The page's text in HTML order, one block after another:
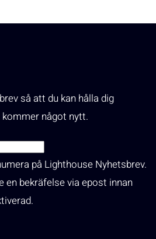
så att du kan hålla dig
något nytt.
på Lighthouse Nyhetsbrev.
en bekräfelse via epost innan